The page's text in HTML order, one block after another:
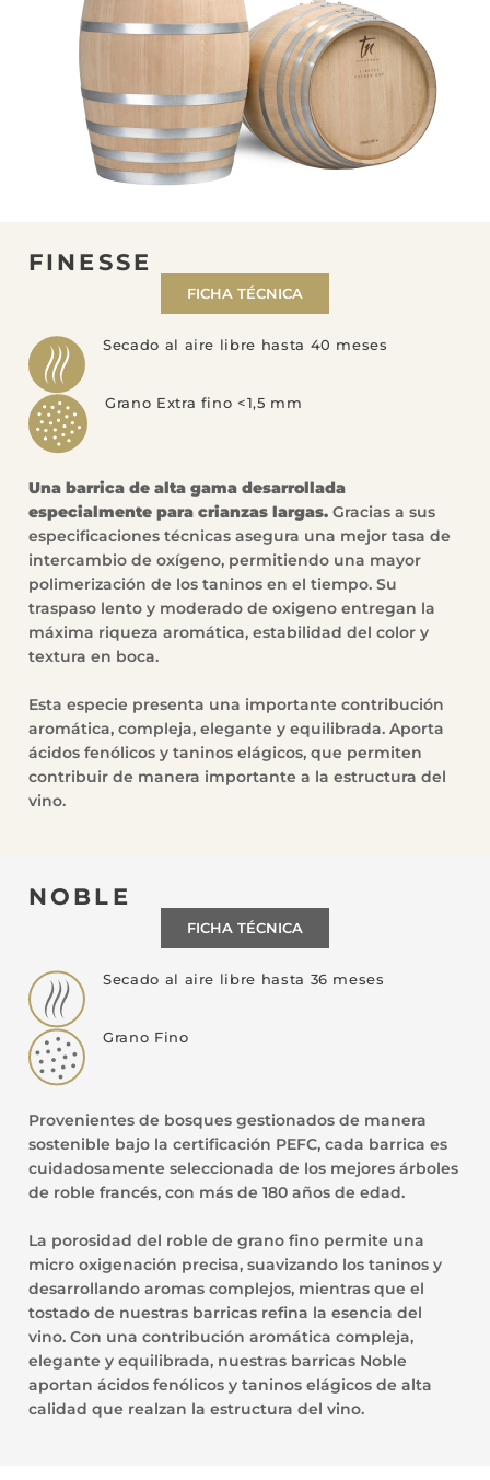
FINESSE
FICHA TÉCNICA
Secado al aire libre hasta 40 meses
Grano Extra fino <1,5 mm
Una barrica de alta gama desarrollada
especialmente para crianzas largas. Gracias a sus
especificaciones técnicas asegura una mejor tasa de
intercambio de oxígeno, permitiendo una mayor
polimerización de los taninos en el tiempo. Su
traspaso lento y moderado de oxigeno entregan la
máxima riqueza aromática, estabilidad del color y
textura en boca.
Esta especie presenta una importante contribución
aromática, compleja, elegante y equilibrada. Aporta
ácidos fenólicos y taninos elágicos, que permiten
contribuir de manera importante a la estructura del
vino.
NOBLE
FICHA TÉCNICA
Secado al aire libre hasta 36 meses
Grano Fino
Provenientes de bosques gestionados de manera
sostenible bajo la certificación PEFC, cada barrica es
cuidadosamente seleccionada de los mejores árboles
de roble francés, con más de 180 años de edad.
La porosidad del roble de grano fino permite una
micro oxigenación precisa, suavizando los taninos y
desarrollando aromas complejos, mientras que el
tostado de nuestras barricas refina la esencia del
vino. Con una contribución aromática compleja,
elegante y equilibrada, nuestras barricas Noble
aportan ácidos fenólicos y taninos elágicos de alta
calidad que realzan la estructura del vino.